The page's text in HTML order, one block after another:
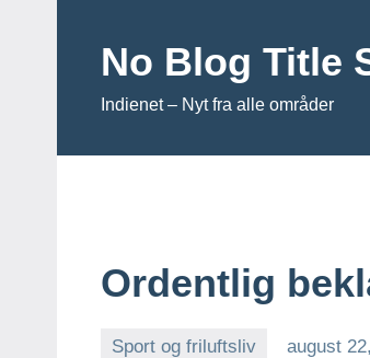
indholdNo Blog Title
Indienet – Nyt fra alle områder
Ordentlig
Sport og friluftsliv august